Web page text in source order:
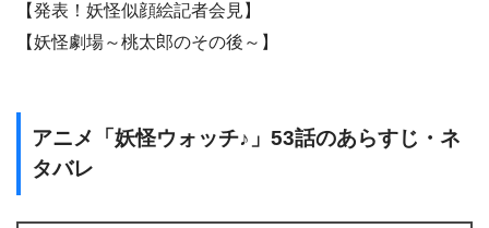
【発表！妖怪似顔絵記者会見】
【妖怪劇場～桃太郎のその後～】
アニメ「妖怪ウォッチ♪」53話のあらすじ・ネ
タバレ